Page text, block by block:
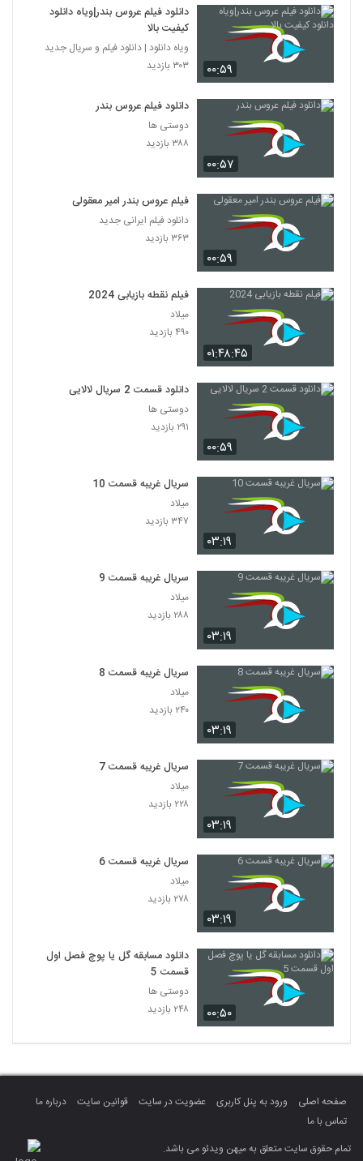
۰۰:۵۹
دانلود فیلم عروس بندر|ویاه دانلود
کیفیت بالا
ویاه دانلود | دانلود فیلم و سریال جدید
۳۰۳ بازدید
۰۰:۵۷
دانلود فیلم عروس بندر
دوستی ها
۳۸۸ بازدید
۰۰:۵۹
فیلم عروس بندر امیر معقولی
دانلود فیلم ایرانی جدید
۳۶۳ بازدید
۰۱:۴۸:۴۵
فیلم نقطه بازیابی 2024
میلاد
۴۹۰ بازدید
۰۰:۵۹
دانلود قسمت 2 سریال لالایی
دوستی ها
۲۹۱ بازدید
۰۳:۱۹
سریال غریبه قسمت 10
میلاد
۳۴۷ بازدید
۰۳:۱۹
سریال غریبه قسمت 9
میلاد
۲۸۸ بازدید
۰۳:۱۹
سریال غریبه قسمت 8
میلاد
۲۴۰ بازدید
۰۳:۱۹
سریال غریبه قسمت 7
میلاد
۲۲۸ بازدید
۰۳:۱۹
سریال غریبه قسمت 6
میلاد
۲۷۸ بازدید
۰۰:۵۰
دانلود مسابقه گل یا پوچ فصل اول
قسمت 5
دوستی ها
۲۴۸ بازدید
صفحه اصلی ورود به پنل کاربری عضویت در سایت قوانین سایت
درباره ما
تماس با ما
تمام حقوق سایت متعلق به میهن ویدئو می باشد.